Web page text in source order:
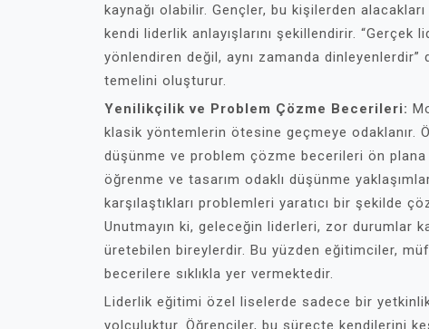
kaynağı olabilir. Gençler, bu kişilerden
kendi liderlik anlayışlarını şekillendirir. “Gerçek
yönlendiren değil, aynı zamanda
temelini oluşturur.
Yenilikçilik ve Problem Çözme Becerileri:
klasik yöntemlerin ötesine geçmeye odaklanır.
düşünme ve problem çözme becerileri ön plana
öğrenme ve tasarım odaklı düşünme
karşılaştıkları problemleri yaratıcı bir şekilde
Unutmayın ki, geleceğin liderleri, zor durumlar
üretebilen bireylerdir. Bu yüzden eğitimciler,
becerilere sıklıkla yer vermektedir.
Liderlik eğitimi özel liselerde sadece bir
yolculuktur. Öğrenciler, bu süreçte kendilerini